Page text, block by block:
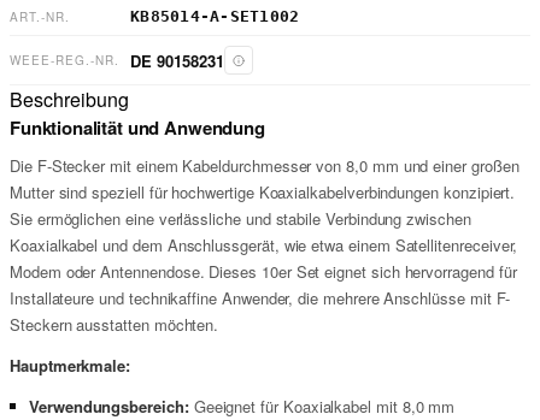
ART.-NR. KB85014-A-SET1002
WEEE-REG.-NR. DE 90158231
Beschreibung
Funktionalität und Anwendung
Die F-Stecker mit einem Kabeldurchmesser von 8,0 mm und einer großen
Mutter sind speziell für hochwertige Koaxialkabelverbindungen konzipiert.
Sie ermöglichen eine verlässliche und stabile Verbindung zwischen
Koaxialkabel und dem Anschlussgerät, wie etwa einem Satellitenreceiver,
Modem oder Antennendose. Dieses 10er Set eignet sich hervorragend für
Installateure und technikaffine Anwender, die mehrere Anschlüsse mit F-
Steckern ausstatten möchten.
Hauptmerkmale:
Verwendungsbereich:Geeignet für Koaxialkabel mit 8,0 mm